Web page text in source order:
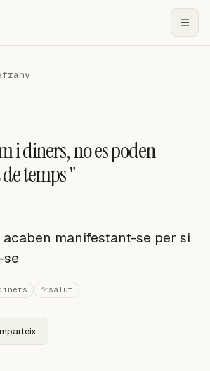
i diners, no es poden
temps "
acaben manifestant-se per si
se
salut